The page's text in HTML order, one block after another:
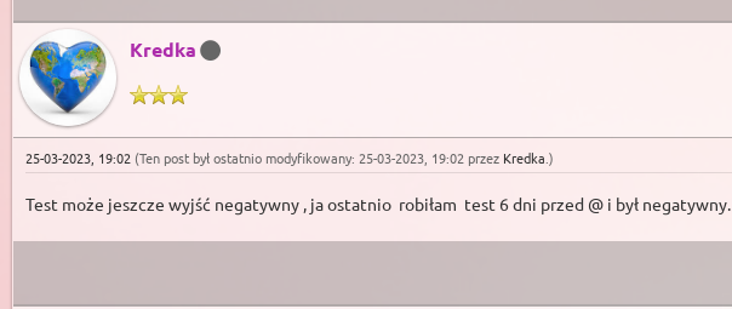
Kredka
25-03-2023, 19:02 (Ten post był ostatnio modyfikowany: 25-03-2023, 19:02 przez Kredka.)
Test może jeszcze wyjść negatywny , ja ostatnio robiłam test 6 dni przed @ i był negatywny.